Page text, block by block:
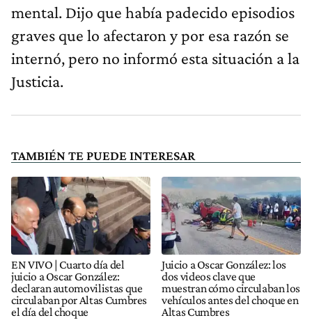
mental. Dijo que había padecido episodios
graves que lo afectaron y por esa razón se
internó, pero no informó esta situación a la
Justicia.
TAMBIÉN TE PUEDE INTERESAR
EN VIVO | Cuarto día del
juicio a Oscar González:
declaran automovilistas que
circulaban por Altas Cumbres
el día del choque
Juicio a Oscar González: los
dos videos clave que
muestran cómo circulaban los
vehículos antes del choque en
Altas Cumbres